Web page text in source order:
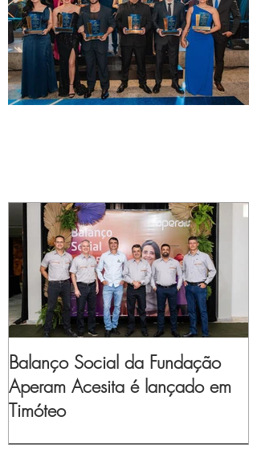
Balanço Social da Fundação
Aperam Acesita é lançado em
Timóteo